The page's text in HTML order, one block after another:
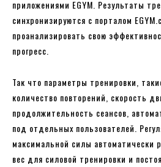
приложениями EGYM. Результаты
синхронизируются с порталом
проанализировать свою
прогресс.
Так что параметры тренировки,
количество повторений, скорость
продолжительность сеансов,
под отдельных пользователей.
максимальной силы автоматически
вес для силовой тренировки и